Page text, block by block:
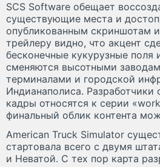
SCS Software обещает
существующие места и
опубликованным скриншотам
трейлеру видно, что акцент
бесконечные кукурузные поля
сменяются высотными
терминалами и городской
Индианаполиса.
кадры относятся к серии
финальный облик контента
American Truck Simulator
стартовала всего с двумя
и Неватой. С тех пор карта